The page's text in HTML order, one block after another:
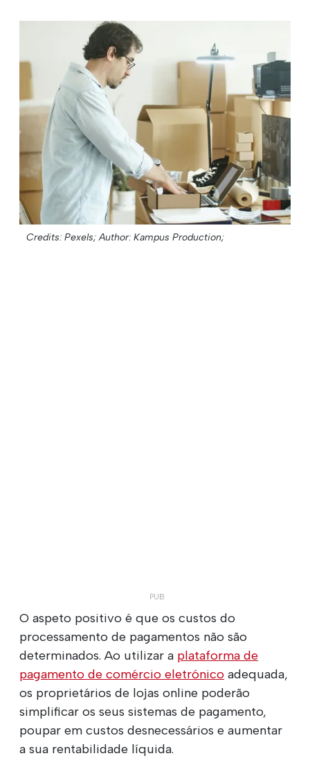
Credits: Pexels; Author: Kampus Production;
O aspeto positivo é que os custos do
processamento de pagamentos não são
determinados. Ao utilizar a plataforma de
pagamento de comércio eletrónico adequada,
os proprietários de lojas online poderão
simplificar os seus sistemas de pagamento,
poupar em custos desnecessários e aumentar
a sua rentabilidade líquida.